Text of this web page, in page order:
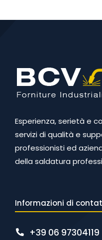
Esperienza, serietà e
servizi di qualità e
professionisti ed
della saldatura
Informazioni di
+39 06 97304119